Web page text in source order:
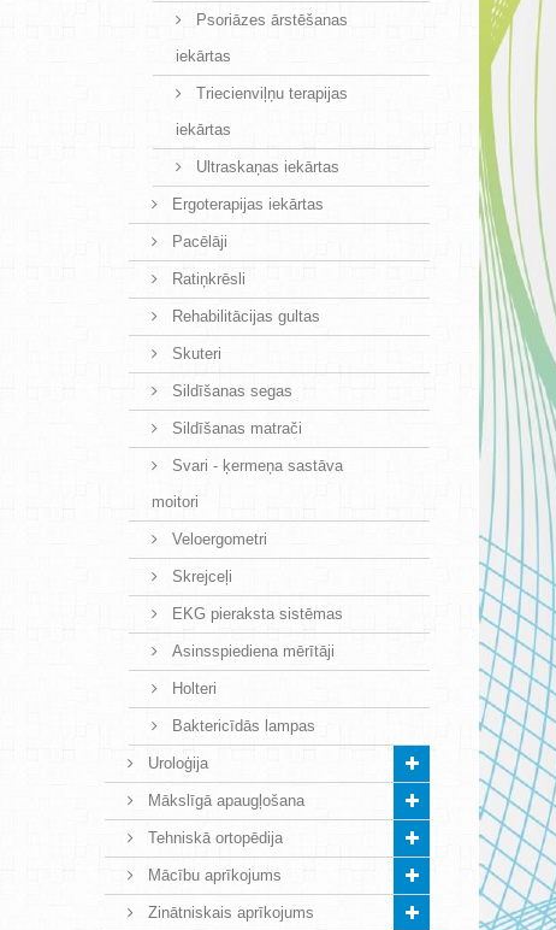
Psoriāzes ārstēšanas
iekārtas
Triecienviļņu terapijas
iekārtas
Ultraskaņas iekārtas
Ergoterapijas iekārtas
Pacēlāji
Ratiņkrēsli
Rehabilitācijas gultas
Skuteri
Sildīšanas segas
Sildīšanas matrači
Svari - ķermeņa sastāva
moitori
Veloergometri
Skrejceļi
EKG pieraksta sistēmas
Asinsspiediena mērītāji
Holteri
Baktericīdās lampas
Uroloģija
Mākslīgā apaugļošana
Tehniskā ortopēdija
Mācību aprīkojums
Zinātniskais aprīkojums